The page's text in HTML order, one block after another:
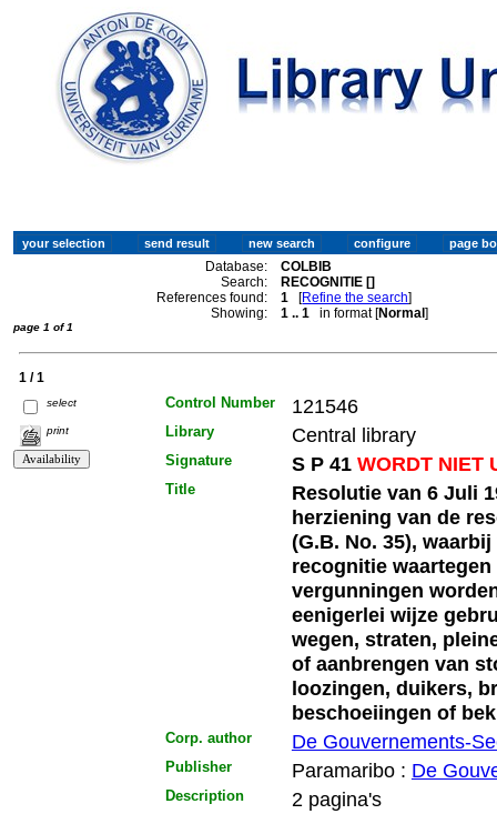
Database:
COLBIB
Search:
RECOGNITIE []
References found:
1 [Refine the search]
Showing:
1 .. 1 in format [Normal]
page 1 of 1
1 / 1
select
print
Control Number 121546
Library Central library
Signature S P 41WORDT NIET
Title
Resolutie van 6 Juli
herziening van de
(G.B. No. 35),
recognitie
vergunningen
eenigerlei wijze
wegen, straten,
of aanbrengen van
loozingen, duikers,
beschoeiingen of
Corp. author De Gouvernements-
Publisher Paramaribo : De
Description 2 pagina's